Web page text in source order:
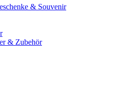
& Souvenir
& Zubehör